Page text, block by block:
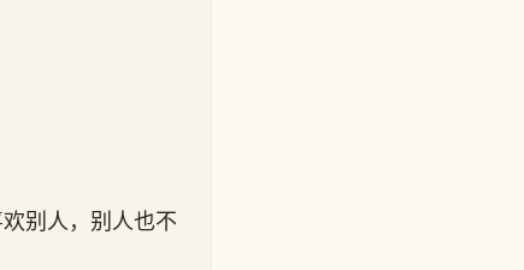
别人，别人也不